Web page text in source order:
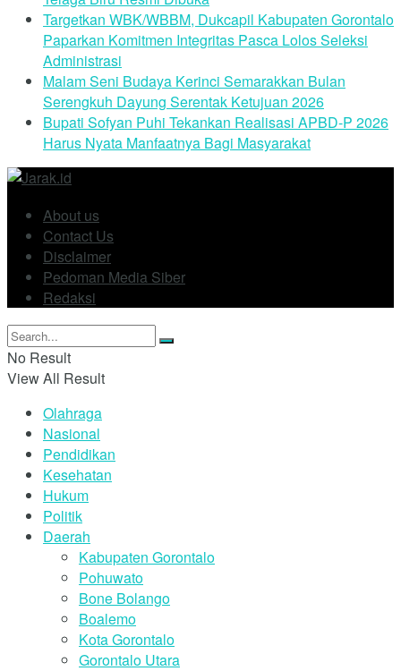
Targetkan WBK/WBBM, Dukcapil Kabupaten Gorontalo
Paparkan Komitmen Integritas Pasca Lolos Seleksi
Administrasi
Malam Seni Budaya Kerinci Semarakkan Bulan
Serengkuh Dayung Serentak Ketujuan 2026
Bupati Sofyan Puhi Tekankan Realisasi APBD-P 2026
Harus Nyata Manfaatnya Bagi Masyarakat
About us
Contact Us
Disclaimer
Pedoman Media Siber
Redaksi
No Result
View All Result
Olahraga
Nasional
Pendidikan
Kesehatan
Hukum
Politik
Daerah
Kabupaten Gorontalo
Pohuwato
Bone Bolango
Boalemo
Kota Gorontalo
Gorontalo Utara